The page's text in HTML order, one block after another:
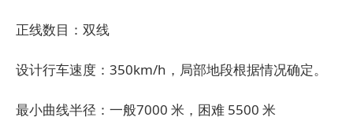
正线数目：双线
设计行车速度：350km/h，局部地段根据情况确定。
最小曲线半径：一般7000 米，困难 5500 米